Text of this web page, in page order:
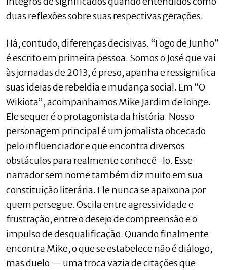
duas reflexões sobre suas respectivas gerações.
Há, contudo, diferenças decisivas. “Fogo de Junho”
é escrito em primeira pessoa. Somos o José que vai
às jornadas de 2013, é preso, apanha e ressignifica
suas ideias de rebeldia e mudança social. Em “O
Wikiota”, acompanhamos Mike Jardim de longe.
Ele sequer é o protagonista da história. Nosso
personagem principal é um jornalista obcecado
pelo influenciador e que encontra diversos
obstáculos para realmente conhecê-lo. Esse
narrador sem nome também diz muito em sua
constituição literária. Ele nunca se apaixona por
quem persegue. Oscila entre agressividade e
frustração, entre o desejo de compreensão e o
impulso de desqualificação. Quando finalmente
encontra Mike, o que se estabelece não é diálogo,
mas duelo — uma troca vazia de citações que